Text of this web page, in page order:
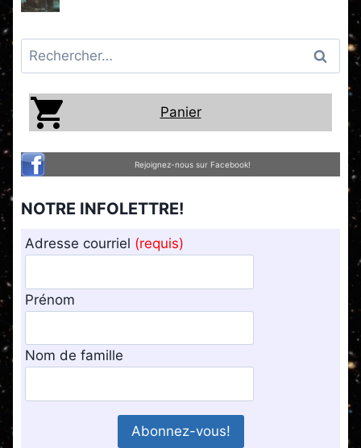
Rechercher :
Panier
Rejoignez-nous sur Facebook!
NOTRE INFOLETTRE!
Adresse courriel (requis)
Prénom
Nom de famille